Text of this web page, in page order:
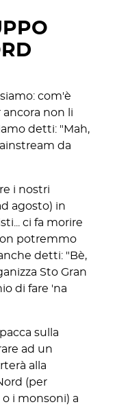
com'è
ancora non li
detti: "Mah,
da
i nostri
agosto) in
ci fa morire
potremmo
detti: "Bè,
Sto Gran
di fare 'na
sulla
ad un
alla
(per
i monsoni) a